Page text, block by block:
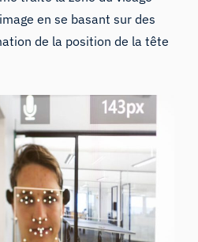
en se basant sur des
de la position de la tête